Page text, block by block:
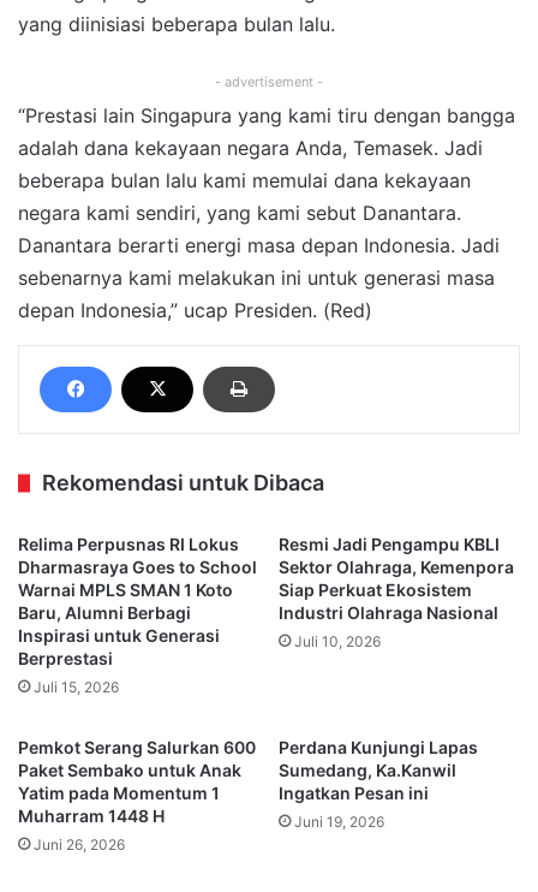
yang diinisiasi beberapa bulan lalu.
- advertisement -
“Prestasi lain Singapura yang kami tiru dengan bangga
adalah dana kekayaan negara Anda, Temasek. Jadi
beberapa bulan lalu kami memulai dana kekayaan
negara kami sendiri, yang kami sebut Danantara.
Danantara berarti energi masa depan Indonesia. Jadi
sebenarnya kami melakukan ini untuk generasi masa
depan Indonesia,” ucap Presiden. (Red)
Rekomendasi untuk Dibaca
Relima Perpusnas RI Lokus
Dharmasraya Goes to School
Warnai MPLS SMAN 1 Koto
Baru, Alumni Berbagi
Inspirasi untuk Generasi
Berprestasi
Juli 15, 2026
Resmi Jadi Pengampu KBLI
Sektor Olahraga, Kemenpora
Siap Perkuat Ekosistem
Industri Olahraga Nasional
Juli 10, 2026
Pemkot Serang Salurkan 600
Paket Sembako untuk Anak
Yatim pada Momentum 1
Muharram 1448 H
Juni 26, 2026
Perdana Kunjungi Lapas
Sumedang, Ka.Kanwil
Ingatkan Pesan ini
Juni 19, 2026